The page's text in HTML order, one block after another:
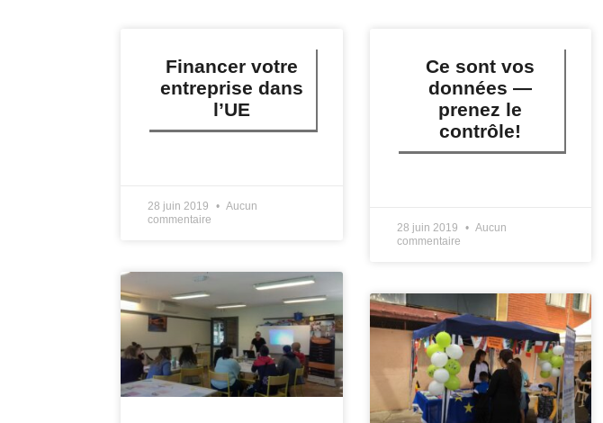
Financer votre
entreprise dans
l’UE
28 juin 2019
Aucun
commentaire
Ce sont vos
données —
prenez le
contrôle!
28 juin 2019
Aucun
commentaire